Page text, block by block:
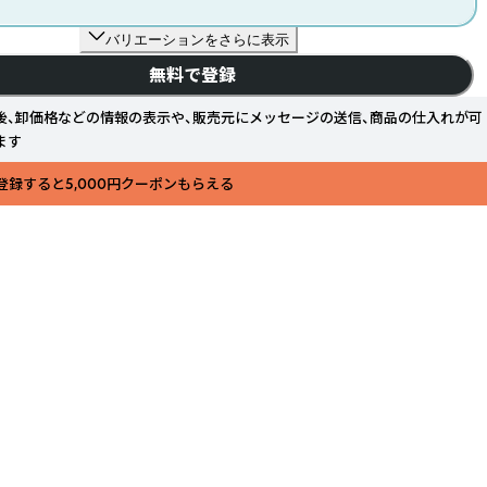
バリエーションをさらに表示
無料で登録
、卸価格などの情報の表示や、販売元にメッセージの送信、商品の仕入れが可
す
登録すると5,000円クーポンもらえる